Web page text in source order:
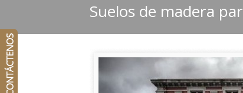
Suelos de madera